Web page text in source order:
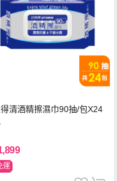
清酒精擦濕巾90抽/包X24
運